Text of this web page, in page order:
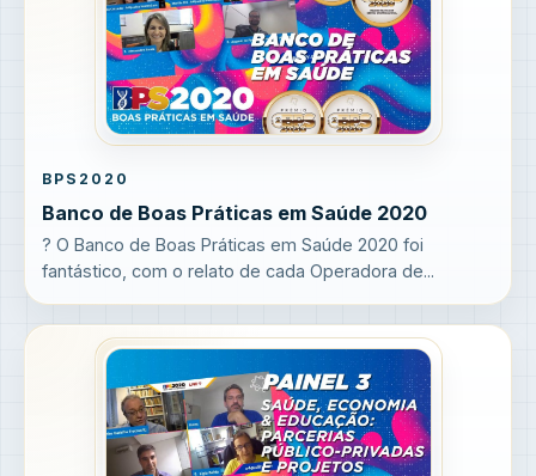
BPS2020
Banco de Boas Práticas em Saúde 2020
? O Banco de Boas Práticas em Saúde 2020 foi
fantástico, com o relato de cada Operadora de...